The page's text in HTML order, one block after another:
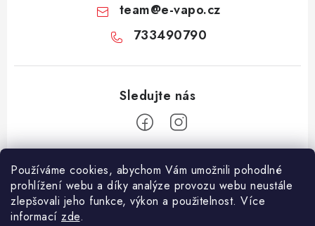
Používáme cookies, abychom Vám umožnili pohodlné
prohlížení webu a díky analýze provozu webu neustále
zlepšovali jeho funkce, výkon a použitelnost. Více
informací zde.
team@e-vapo.cz
733490790
Z
Facebook